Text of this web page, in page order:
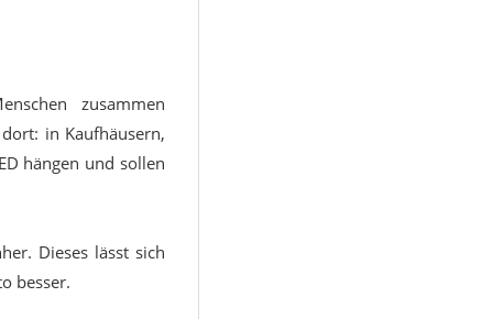
zusammen
in Kaufhäusern,
hängen und sollen
Dieses lässt sich
besser.